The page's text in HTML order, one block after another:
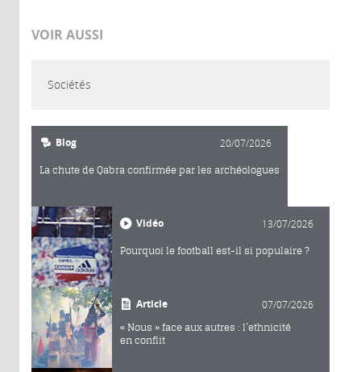
VOIR AUSSI
Sociétés
Blog 20/07/2026
La chute de Qabra confirmée par les archéologues
Vidéo 13/07/2026
Pourquoi le football est-il si populaire ?
Article 07/07/2026
« Nous » face aux autres : l’ethnicité
en conflit